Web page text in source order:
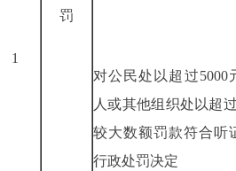
1
罚
对公民处以超过5000
人或其他组织处以超
较大数额罚款符合听
行政处罚决定